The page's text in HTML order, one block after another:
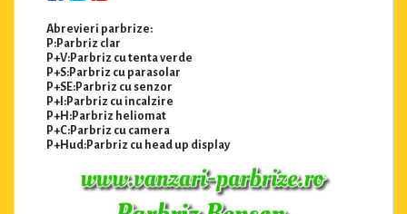
Abrevieri parbrize:
P:Parbriz clar
P+V:Parbriz cu tenta verde
P+S:Parbriz cu parasolar
P+SE:Parbriz cu senzor
P+I:Parbriz cu incalzire
P+H:Parbriz heliomat
P+C:Parbriz cu camera
P+Hud:Parbriz cu head up display